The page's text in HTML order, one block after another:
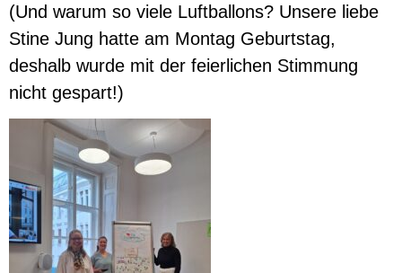
(Und warum so viele Luftballons? Unsere liebe
Stine Jung hatte am Montag Geburtstag,
deshalb wurde mit der feierlichen Stimmung
nicht gespart!)